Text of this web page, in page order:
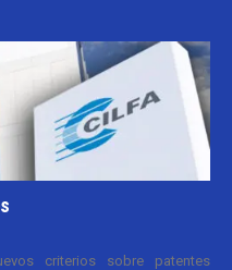
criterios sobre patentes